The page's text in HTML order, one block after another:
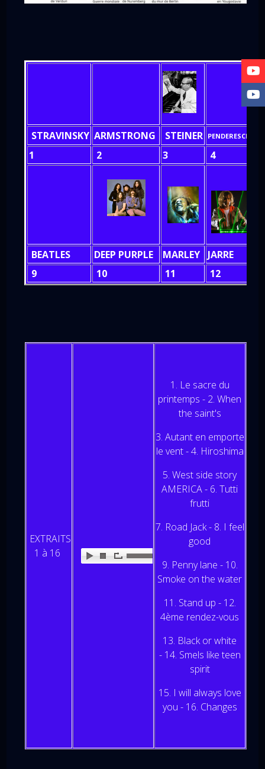
STRAVINSKY ARMSTRONG STEINER PENDERESCKI
1
2 3 4
BEATLES DEEP PURPLE MARLEY JARRE
9
10 11 12
EXTRAITS
1 à 16
1. Le sacre du
printemps - 2. When
the saint's
3. Autant en emporte
le vent - 4. Hiroshima
5. West side story
AMERICA - 6. Tutti
frutti
7. Road Jack - 8. I feel
good
9. Penny lane - 10.
Smoke on the water
11. Stand up - 12.
4ème rendez-vous
13. Black or white
- 14. Smels like teen
spirit
15. I will always love
you - 16. Changes